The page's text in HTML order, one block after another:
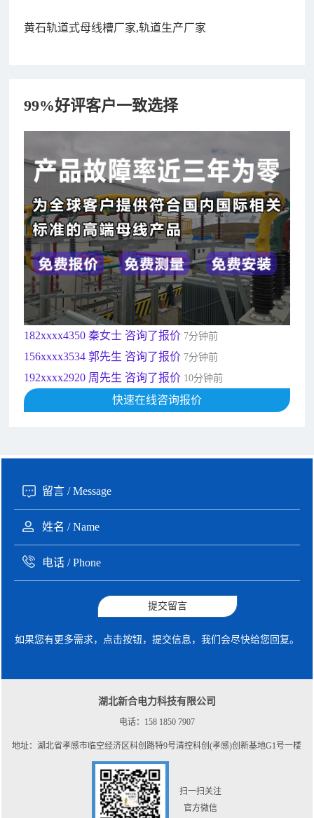
黄石轨道式母线槽厂家,轨道生产厂家
99%好评客户一致选择
182xxxx4350 秦女士 咨询了报价 7分钟前
156xxxx3534 郭先生 咨询了报价7分钟前
192xxxx2920 周先生 咨询了报价10分钟前
189xxxx6562 王先生 咨询了报价1秒前
190xxxx3508 徐女士 咨询了报价5秒前
135xxxx6654 张先生 咨询了报价
181xxxx7531 苟先生 咨询了报价5分钟前
182xxxx4350 秦女士 咨询了报价 7分钟前
156xxxx3534 郭先生 咨询了报价 7分钟前
192xxxx2920 周先生 咨询了报价 10分钟前
189xxxx6562 王先生 咨询了报价1秒前
快速在线咨询报价
提交留言
如果您有更多需求，点击按钮，提交信息，我们会尽快给您回复。
湖北新合电力科技有限公司
电话：158 1850 7907
地址：湖北省孝感市临空经济区科创路特9号清控科创(孝感)创新基地G1号一楼
扫一扫关注
官方微信